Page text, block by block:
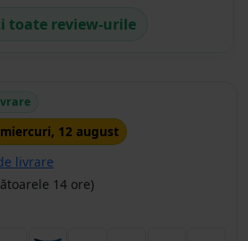
toate review-urile
12 august
livrare
14 ore)